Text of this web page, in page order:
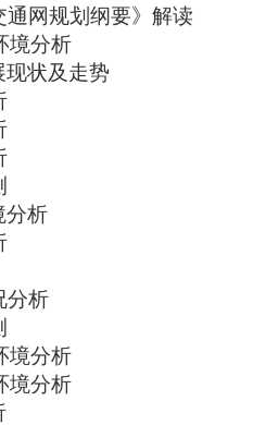
通网规划纲要》解读
境分析
状及走势
分析
分析
境分析
境分析